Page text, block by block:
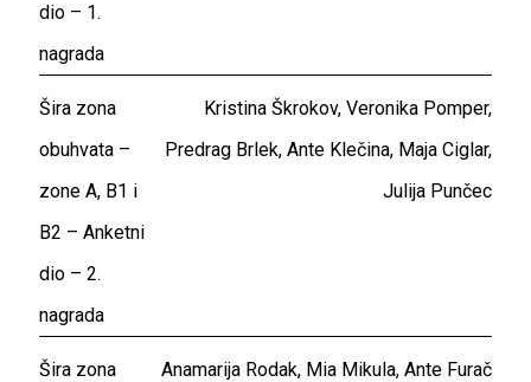
dio – 1.
nagrada
Šira zona
obuhvata –
zone A, B1 i
B2 – Anketni
dio – 2.
nagrada
Kristina Škrokov, Veronika Pomper,
Predrag Brlek, Ante Klečina, Maja Ciglar,
Julija Punčec
Šira zona
Anamarija Rodak, Mia Mikula, Ante Furač